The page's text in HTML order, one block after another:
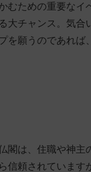
むための重要な
大チャンス。気合
願うのであれば
閣は、住職や神
信頼されていま